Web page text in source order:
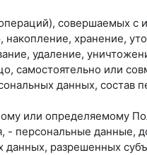
совершаемых с
хранение,
удаление,
самостоятельно или
данных, состав
или определяемому
персональные данные,
разрешенных